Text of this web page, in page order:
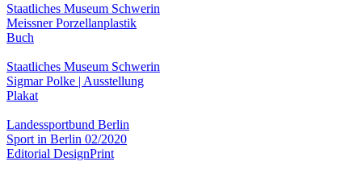
Staatliches Museum Schwerin
Meissner Porzellanplastik
Buch
Staatliches Museum Schwerin
Sigmar Polke | Ausstellung
Plakat
Landessportbund Berlin
Sport in Berlin 02/2020
Editorial DesignPrint